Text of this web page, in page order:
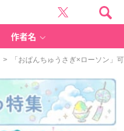
作者名
> 「おぱんちゅうさぎ×ローソン」